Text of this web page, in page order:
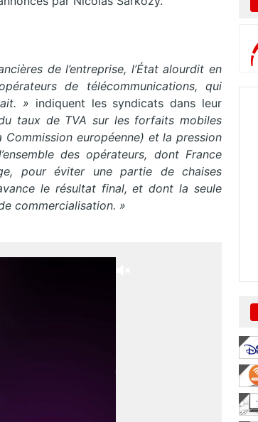
de l’entreprise, l’État alourdit en
de télécommunications, qui
» indiquent les syndicats dans leur
du taux de TVA sur les forfaits mobiles
européenne) et la pression
des opérateurs, dont France
pour éviter une partie de chaises
le résultat final, et dont la seule
commercialisation. »